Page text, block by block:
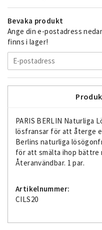
Bevaka produkt
Ange din e-postadress
finns i lager!
PARIS BERLIN Naturliga
lösfransar för att återge
Berlins naturliga
för att smälta ihop bättre
Återanvändbar. 1 par.
Artikelnummer:
CILS20